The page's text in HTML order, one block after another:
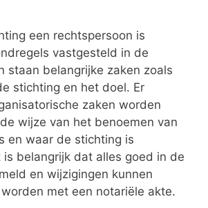
een rechtspersoon is
vastgesteld in de
staan belangrijke zaken zoals
stichting en het doel. Er
zaken worden
wijze van het benoemen van
en waar de stichting is
belangrijk dat alles goed in de
en wijzigingen kunnen
met een notariële akte.